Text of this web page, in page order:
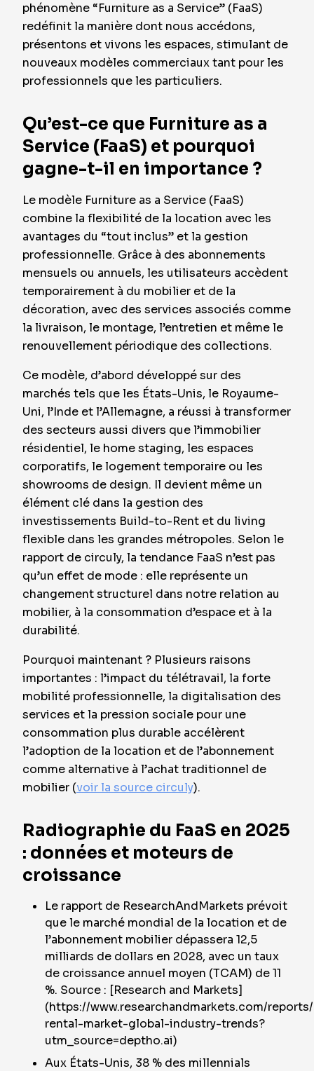
phénomène “Furniture as a Service” (FaaS)
redéfinit la manière dont nous accédons,
présentons et vivons les espaces, stimulant de
nouveaux modèles commerciaux tant pour les
professionnels que les particuliers.
Qu’est-ce que Furniture as a
Service (FaaS) et pourquoi
gagne-t-il en importance ?
Le modèle Furniture as a Service (FaaS)
combine la flexibilité de la location avec les
avantages du “tout inclus” et la gestion
professionnelle. Grâce à des abonnements
mensuels ou annuels, les utilisateurs accèdent
temporairement à du mobilier et de la
décoration, avec des services associés comme
la livraison, le montage, l’entretien et même le
renouvellement périodique des collections.
Ce modèle, d’abord développé sur des
marchés tels que les États-Unis, le Royaume-
Uni, l’Inde et l’Allemagne, a réussi à transformer
des secteurs aussi divers que l’immobilier
résidentiel, le home staging, les espaces
corporatifs, le logement temporaire ou les
showrooms de design. Il devient même un
élément clé dans la gestion des
investissements Build-to-Rent et du living
flexible dans les grandes métropoles. Selon le
rapport de circuly, la tendance FaaS n’est pas
qu’un effet de mode : elle représente un
changement structurel dans notre relation au
mobilier, à la consommation d’espace et à la
durabilité.
Pourquoi maintenant ? Plusieurs raisons
importantes : l’impact du télétravail, la forte
mobilité professionnelle, la digitalisation des
services et la pression sociale pour une
consommation plus durable accélèrent
l’adoption de la location et de l’abonnement
comme alternative à l’achat traditionnel de
mobilier (voir la source circuly).
Radiographie du FaaS en 2025
: données et moteurs de
croissance
Le rapport de ResearchAndMarkets prévoit
que le marché mondial de la location et de
l’abonnement mobilier dépassera 12,5
milliards de dollars en 2028, avec un taux
de croissance annuel moyen (TCAM) de 11
%. Source : [Research and Markets]
(https://www.researchandmarkets.com/
rental-market-global-industry-trends?
utm_source=deptho.ai)
Aux États-Unis, 38 % des millennials